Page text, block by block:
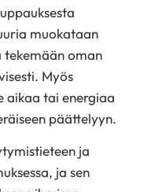
muokataan
tekemään oman
Myös
aikaa tai energiaa
päättelyyn.
ja
ja sen